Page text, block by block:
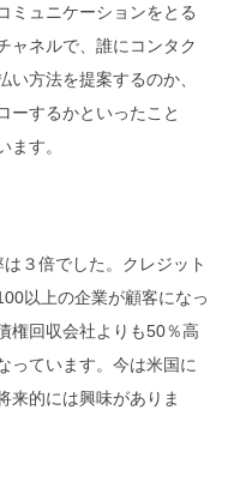
ミュニケーションをとる
ャネルで、誰にコンタク
い方法を提案するのか、
ーするかといったこと
ます。
３倍でした。クレジット
以上の企業が顧客になっ
権回収会社よりも50％高
っています。今は米国に
来的には興味がありま